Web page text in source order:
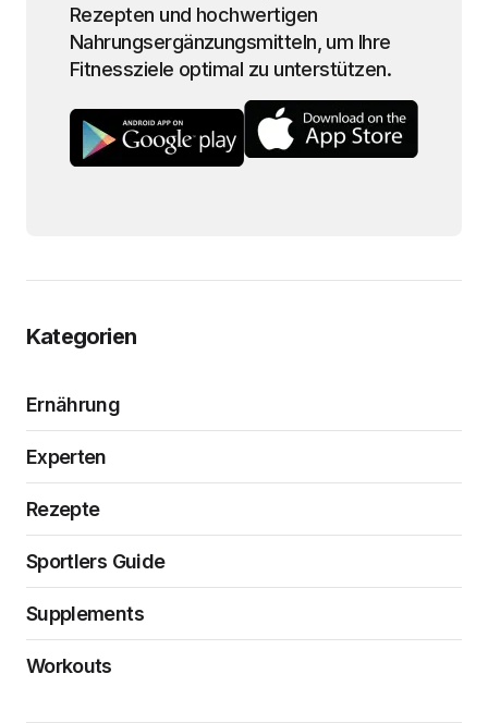
Rezepten und hochwertigen
Nahrungsergänzungsmitteln, um Ihre
Fitnessziele optimal zu unterstützen.
Kategorien
Ernährung
Experten
Rezepte
Sportlers Guide
Supplements
Workouts